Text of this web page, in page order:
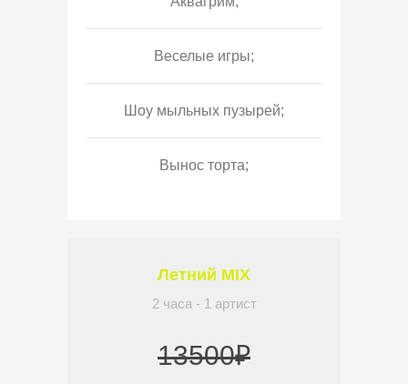
Веселые игры;
Шоу мыльных пузырей;
Вынос торта;
Летний MIX
2 часа - 1 артист
13500₽